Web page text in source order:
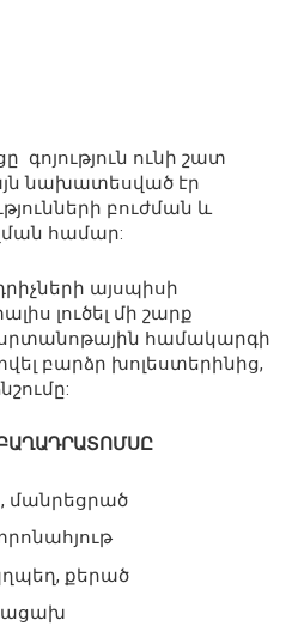
գոյություն ունի շատ
նախատեսված էր
բուժման և
համար:
այսպիսի
լուծել մի շարք
համակարգի
բարձր խոլեստերինից,
մանրեցրած
քերած